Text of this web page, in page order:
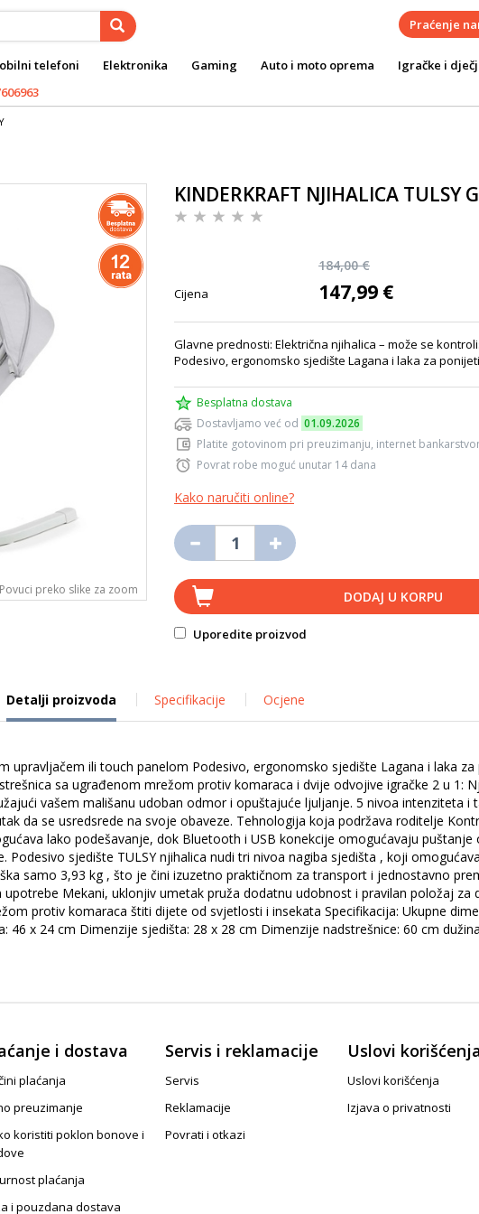
Praćenje
telefoni Elektronika Gaming Auto i moto oprema Igračke i
Povuci preko slike za zoom
KINDERKRAFT NJIHALICA TULSY
184,00 €
Cijena 147,99 €
Glavne prednosti: Električna njihalica – može se
Podesivo, ergonomsko sjedište Lagana i laka za
Besplatna dostava
Dostavljamo već od 01.09.2026
Platite gotovinom pri preuzimanju, internet
Povrat robe moguć unutar 14 dana
Kako naručiti online?
DODAJ U KORPU
Uporedite proizvod
Detalji proizvoda Specifikacije Ocjene
upravljačem ili touch panelom Podesivo, ergonomsko sjedište Lagana i laka
sa ugrađenom mrežom protiv komaraca i dvije odvojive igračke 2 u 1:
vašem mališanu udoban odmor i opuštajuće ljuljanje. 5 nivoa intenziteta
da se usredsrede na svoje obaveze. Tehnologija koja podržava roditelje
lako podešavanje, dok Bluetooth i USB konekcije omogućavaju
sjedište TULSY njihalica nudi tri nivoa nagiba sjedišta , koji
samo 3,93 kg , što je čini izuzetno praktičnom za transport i jednostavno
Mekani, uklonjiv umetak pruža dodatnu udobnost i pravilan položaj za
protiv komaraca štiti dijete od svjetlosti i insekata Specifikacija: Ukupne
46 x 24 cm Dimenzije sjedišta: 28 x 28 cm Dimenzije nadstrešnice: 60 cm
i dostava
plaćanja
preuzimanje
koristiti poklon bonove i
plaćanja
i pouzdana dostava
Servis i reklamacije
Servis
Reklamacije
Povrati i otkazi
Uslovi
Uslovi korišćenja
Izjava o privatnosti